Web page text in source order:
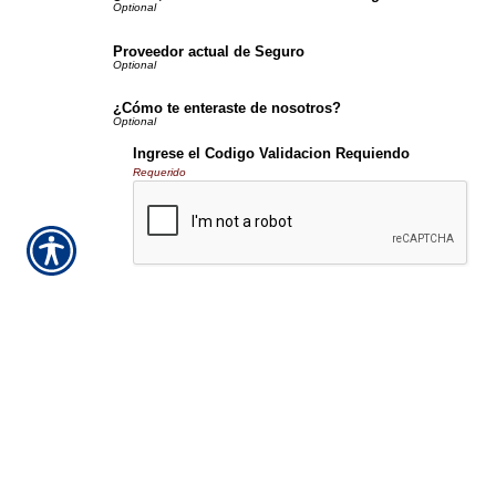
Proveedor actual de Seguro
¿Cómo te enteraste de nosotros?
Ingrese el Codigo Validacion Requiendo
Requerido